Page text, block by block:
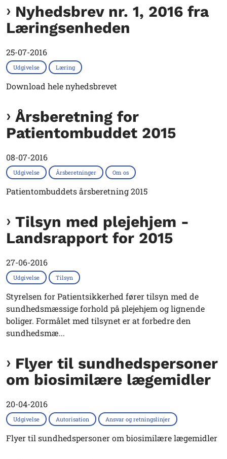
Nyhedsbrev nr. 1, 2016 fra
Læringsenheden
25-07-2016
Udgivelse Læring
Download hele nyhedsbrevet
Årsberetning for
Patientombuddet 2015
08-07-2016
Udgivelse Årsberetninger Om os
Patientombuddets årsberetning 2015
Tilsyn med plejehjem -
Landsrapport for 2015
27-06-2016
Udgivelse Tilsyn
Styrelsen for Patientsikkerhed fører tilsyn med de
sundhedsmæssige forhold på plejehjem og lignende
boliger. Formålet med tilsynet er at forbedre den
sundhedsmæ...
Flyer til sundhedspersoner
om biosimilære lægemidler
20-04-2016
Udgivelse Autorisation Ansvar og retningslinjer
Flyer til sundhedspersoner om biosimilære lægemidler